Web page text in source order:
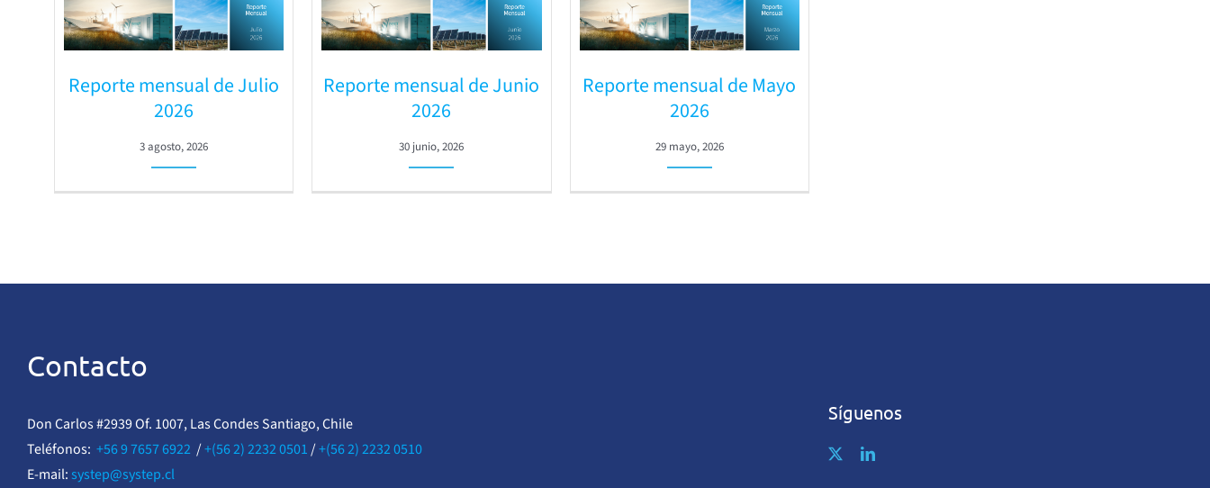
Reporte mensual de Julio
2026
3 agosto, 2026
Reporte mensual de Junio
2026
30 junio, 2026
Reporte mensual de Mayo
2026
29 mayo, 2026
Contacto
Don Carlos #2939 Of. 1007, Las Condes Santiago, Chile
Teléfonos: +56 9 7657 6922/+(56 2) 2232 0501/+(56 2) 2232 0510
E-mail: systep@systep.cl
Síguenos